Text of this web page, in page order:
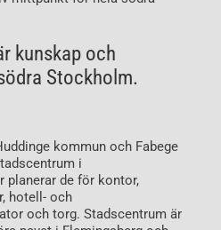
kunskap och
Stockholm.
kommun och Fabege
i
planerar de för kontor,
hotell- och
och torg. Stadscentrum är